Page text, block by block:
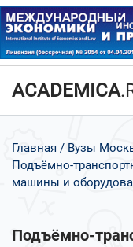
ACADEMICA
Главная Вузы
Подъёмно-
машины и
Подъёмно-